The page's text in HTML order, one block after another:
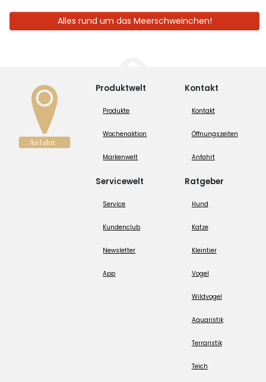
Alles rund um das Meerschweinchen!
Produktwelt
Produkte
Wochenaktion
Markenwelt
Servicewelt
Service
Kundenclub
Newsletter
App
Kontakt
Kontakt
Öffnungszeiten
Anfahrt
Ratgeber
Hund
Katze
Kleintier
Vogel
Wildvogel
Aquaristik
Terraristik
Teich